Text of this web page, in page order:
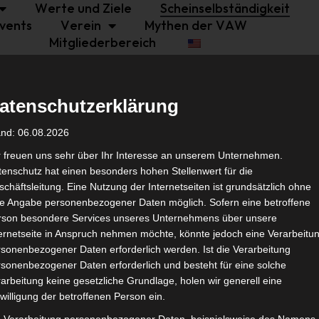
Werte und Ziele
Scheinselbständigkeit
Verein
Mythen der VAW
Mitgliederbereich
mit Aufträgen, die in der Ausführung keine
Betrieb des Auftraggebenden und die
und die Art, ob und wie
Bar, Kasse, Tür oder Stagehands.
06.08.2026
freuen uns sehr über Ihr Interesse an unserem Unternehmen.
hat einen besonders hohen Stellenwert für die
Eine Nutzung der Internetseiten ist grundsätzlich ohne
Angabe personenbezogener Daten möglich. Sofern eine betroffene
besondere Services unseres Unternehmens über unsere
in Anspruch nehmen möchte, könnte jedoch eine
Daten erforderlich werden. Ist die Verarbeitung
Daten erforderlich und besteht für eine solche
keine gesetzliche Grundlage, holen wir generell eine
der betroffenen Person ein.